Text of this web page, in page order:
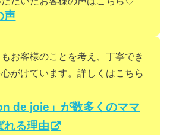
声
お客様のことを考え、丁寧でき
がけています。詳しくはこちら
de joie」が数多くのママ
れる理由